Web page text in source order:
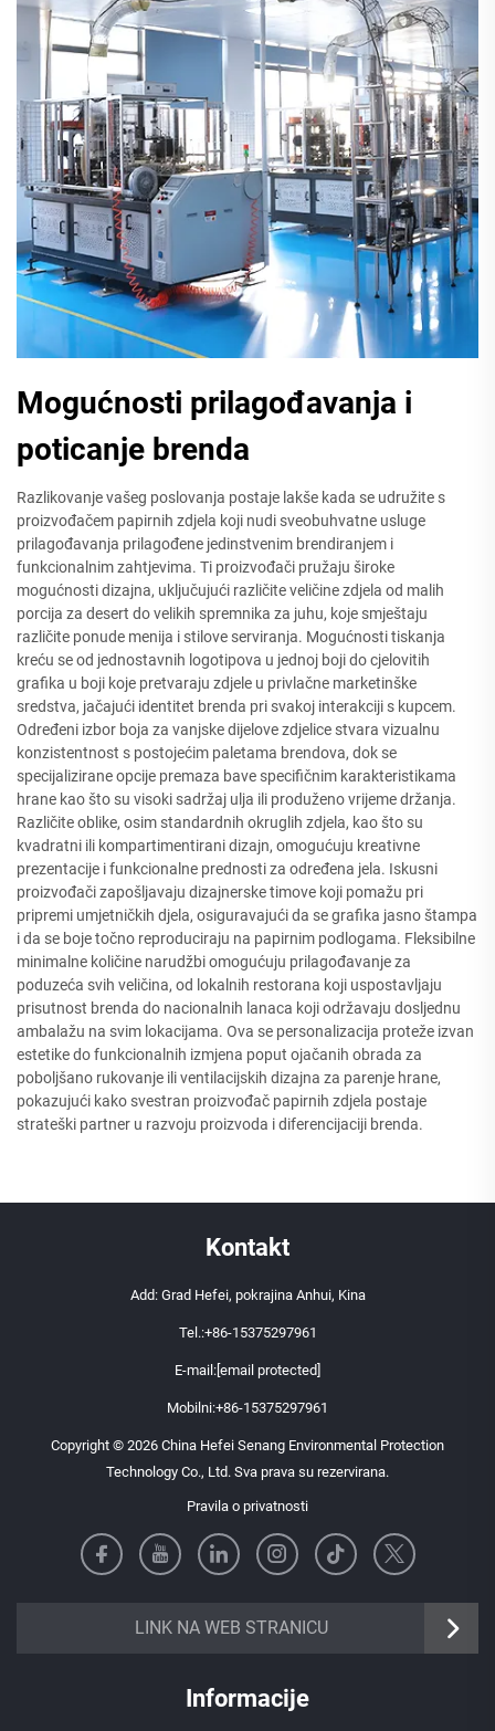
Mogućnosti prilagođavanja i
poticanje brenda
Razlikovanje vašeg poslovanja postaje lakše kada se udružite s
proizvođačem papirnih zdjela koji nudi sveobuhvatne usluge
prilagođavanja prilagođene jedinstvenim brendiranjem i
funkcionalnim zahtjevima. Ti proizvođači pružaju široke
mogućnosti dizajna, uključujući različite veličine zdjela od malih
porcija za desert do velikih spremnika za juhu, koje smještaju
različite ponude menija i stilove serviranja. Mogućnosti tiskanja
kreću se od jednostavnih logotipova u jednoj boji do cjelovitih
grafika u boji koje pretvaraju zdjele u privlačne marketinške
sredstva, jačajući identitet brenda pri svakoj interakciji s kupcem.
Određeni izbor boja za vanjske dijelove zdjelice stvara vizualnu
konzistentnost s postojećim paletama brendova, dok se
specijalizirane opcije premaza bave specifičnim karakteristikama
hrane kao što su visoki sadržaj ulja ili produženo vrijeme držanja.
Različite oblike, osim standardnih okruglih zdjela, kao što su
kvadratni ili kompartimentirani dizajn, omogućuju kreativne
prezentacije i funkcionalne prednosti za određena jela. Iskusni
proizvođači zapošljavaju dizajnerske timove koji pomažu pri
pripremi umjetničkih djela, osiguravajući da se grafika jasno štampa
i da se boje točno reproduciraju na papirnim podlogama. Fleksibilne
minimalne količine narudžbi omogućuju prilagođavanje za
poduzeća svih veličina, od lokalnih restorana koji uspostavljaju
prisutnost brenda do nacionalnih lanaca koji održavaju dosljednu
ambalažu na svim lokacijama. Ova se personalizacija proteže izvan
estetike do funkcionalnih izmjena poput ojačanih obrada za
poboljšano rukovanje ili ventilacijskih dizajna za parenje hrane,
pokazujući kako svestran proizvođač papirnih zdjela postaje
strateški partner u razvoju proizvoda i diferencijaciji brenda.
Kontakt
Add: Grad Hefei, pokrajina Anhui, Kina
Tel.:+86-15375297961
E-mail: [email protected]
Mobilni:+86-15375297961
Copyright © 2026 China Hefei Senang Environmental Protection
Technology Co., Ltd. Sva prava su rezervirana.
Pravila o privatnosti
LINK NA WEB STRANICU
https://senangbz.en.alibaba.com
Informacije